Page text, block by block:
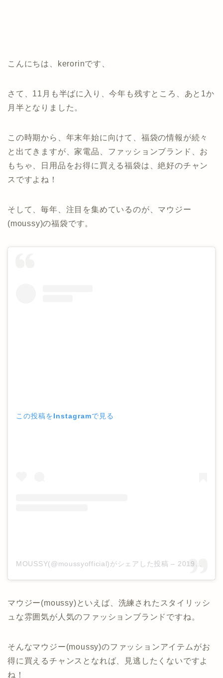
こんにちは、kerorinです、
さて、11月も半ばに入り、今年も残すところ、あと1か
月半となりました。
この時期から、年末年始に向けて、福袋の情報が続々
と出てきますが、家電品、ファッションブランド、お
もちゃ、日用品をお得に買える福袋は、絶好のチャン
スですよね！
そして、毎年、注目を集めているのが、マウジー
(moussy)の福袋です。
この投稿をInstagramで見る
MOUSSY(@moussyofficial)がシェアした投稿 – 2019年10月月17日午後8時13分PDT
マウジー(moussy)といえば、洗練されたスタイリッシ
ュな雰囲気が人気のファッションブランドですね。
そんなマウジー(moussy)のファッションアイテムがお
得に買えるチャンスとなれば、見逃したくないですよ
ね！